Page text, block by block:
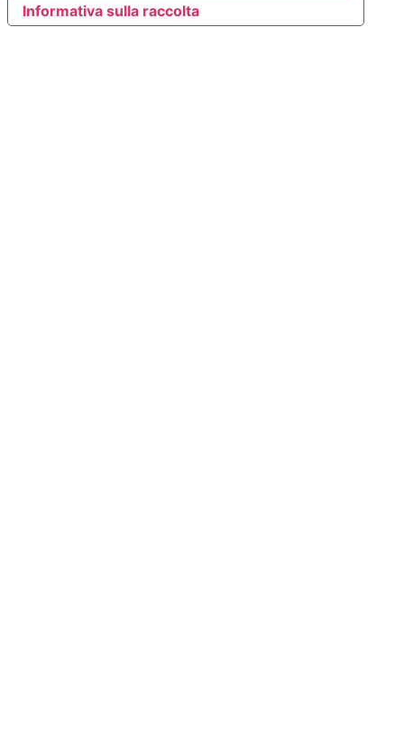
Informativa sulla raccolta